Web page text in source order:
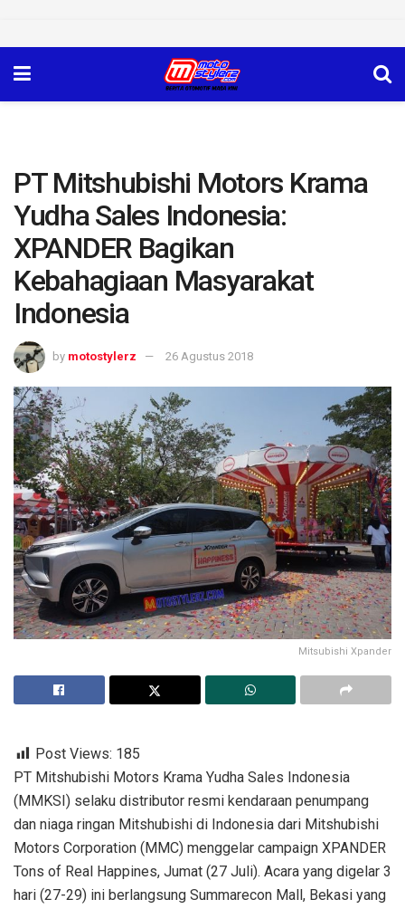
PT Mitshubishi Motors Krama
Yudha Sales Indonesia:
XPANDER Bagikan
Kebahagiaan Masyarakat
Indonesia
by motostylerz 26 Agustus 2018
Mitsubishi Xpander
Post Views: 185
PT Mitshubishi Motors Krama Yudha Sales Indonesia
(MMKSI) selaku distributor resmi kendaraan penumpang
dan niaga ringan Mitshubishi di Indonesia dari Mitshubishi
Motors Corporation (MMC) menggelar campaign XPANDER
Tons of Real Happines, Jumat (27 Juli). Acara yang digelar 3
hari (27-29) ini berlangsung Summarecon Mall, Bekasi yang